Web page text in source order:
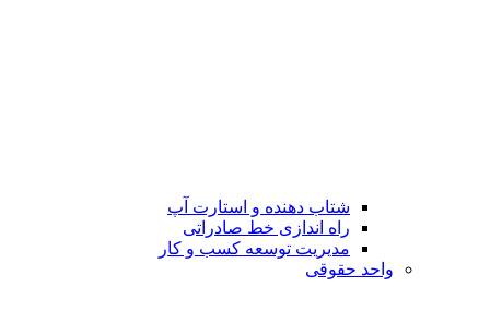
شتاب دهنده و استارت آپ
راه اندازی خط صادراتی
مدیریت توسعه کسب و کار
واحد حقوقی